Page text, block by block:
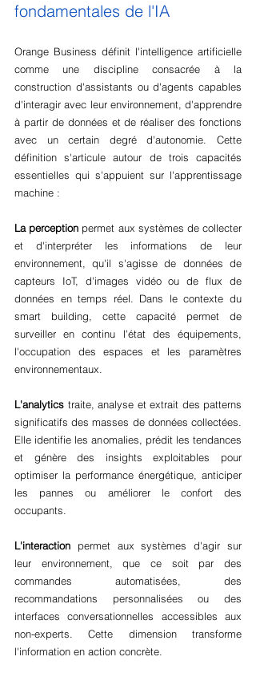
fondamentales de l'IA
Orange Business définit l'intelligence artificielle
comme une discipline consacrée à la
construction d'assistants ou d'agents capables
d'interagir avec leur environnement, d'apprendre
à partir de données et de réaliser des fonctions
avec un certain degré d'autonomie. Cette
définition s'articule autour de trois capacités
essentielles qui s'appuient sur l'apprentissage
machine :
La perception permet aux systèmes de collecter
et d'interpréter les informations de leur
environnement, qu'il s'agisse de données de
capteurs IoT, d'images vidéo ou de flux de
données en temps réel. Dans le contexte du
smart building, cette capacité permet de
surveiller en continu l'état des équipements,
l'occupation des espaces et les paramètres
environnementaux.
L'analytics traite, analyse et extrait des patterns
significatifs des masses de données collectées.
Elle identifie les anomalies, prédit les tendances
et génère des insights exploitables pour
optimiser la performance énergétique, anticiper
les pannes ou améliorer le confort des
occupants.
L'interaction permet aux systèmes d'agir sur
leur environnement, que ce soit par des
commandes automatisées, des
recommandations personnalisées ou des
interfaces conversationnelles accessibles aux
non-experts. Cette dimension transforme
l'information en action concrète.